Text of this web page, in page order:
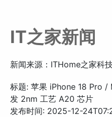
IT之家新闻
新闻来源：ITHome之家科
标题: 苹果 iPhone 18 Pro /
发 2nm 工艺 A20 芯片
发布时间: 2025-12-